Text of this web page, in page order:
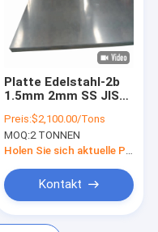
Platte Edelstahl-2b
1.5mm 2mm SS JIS
Tisco
Preis:$2,100.00/Tons
MOQ:2 TONNEN
Holen Sie sich aktuelle Preis
Kontakt